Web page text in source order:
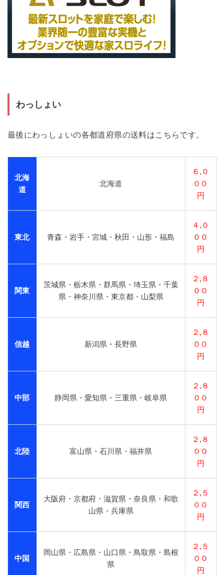
わっしょい
最後にわっしょいの各都道府県の送料はこちらです。
北海
道
北海道
６,０
００
円
東北 青森・岩手・宮城・秋田・山形・福島
４,０
００
円
関東
茨城県・栃木県・群馬県・埼玉県・千葉
県・神奈川県・東京都・山梨県
２,８
００
円
信越 新潟県・長野県
２,８
００
円
中部 静岡県・愛知県・三重県・岐阜県
２,８
００
円
北陸 富山県・石川県・福井県
２,８
００
円
関西
大阪府・京都府・滋賀県・奈良県・和歌
山県・兵庫県
２,５
００
円
中国
岡山県・広島県・山口県・鳥取県・島根
県
２,５
００
円